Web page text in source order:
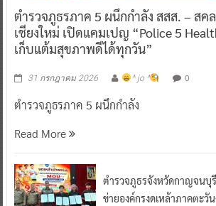
ตำรวจภูธรภาค 5 ผนึกกำลัง สสส. – สค
เชียงใหม่ เปิดแคมเปญ “Police 5
เก็บแต้มสุขภาพดีได้ทุกวัน”
31 กรกฎาคม 2026 ^ jo ^ 0
ตำรวจภูธรภาค 5 ผนึกกำลัง
Read More
ตำรวจภูธรจังหวัดกาญจนบุ
ข่ายองค์กรงดเหล้าภาคตะวั